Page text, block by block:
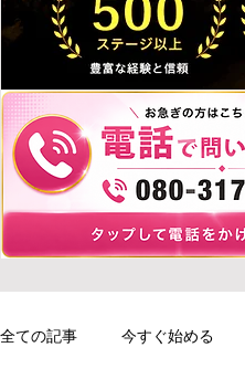
全ての記事 今すぐ始める